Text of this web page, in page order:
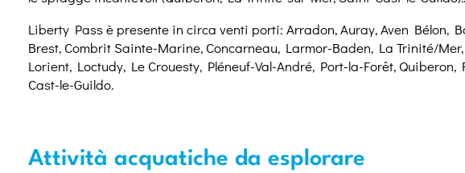
Liberty Pass è presente in circa venti porti: Arradon, Auray, Aven Bélon,
Brest, Combrit Sainte-Marine, Concarneau, Larmor-Baden, La Trinité/
Lorient, Loctudy, Le Crouesty, Pléneuf-Val-André, Port-la-Forêt, Quiberon,
Cast-le-Guildo.
Attività acquatiche da esplorare